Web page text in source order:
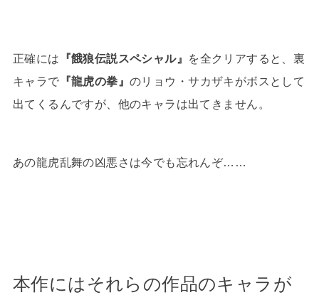
正確には 『餓狼伝説スペシャル』
を全クリアすると、裏
キャラで 『龍虎の拳』のリョウ・サカザキがボスとして
出てくるんですが、他のキャラは出てきません。
あの龍虎乱舞の凶悪さは今でも忘れんぞ……
本作にはそれらの作品のキャラが